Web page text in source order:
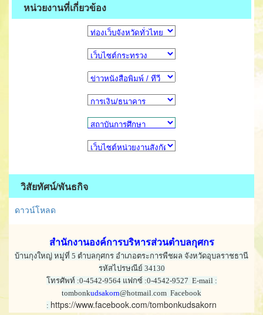
หน่วยงานที่เกี่ยวข้อง
วิสัยทัศน์/พันธกิจ
ดาวน์โหลด
สำนักงานองค์การบริหารส่วนตำบลกุศกร
บ้านกุงใหญ่ หมู่ที่ 5 ตำบลกุศกร อำเภอตระการพืชผล จังหวัดอุบลราชธานี
รหัสไปรษณีย์ 34130
โทรศัพท์ :0-4542-9564 แฟกซ์ :0-4542-9527 E-mail :
tombonkudsakorn@hotmail.com Facebook
: https://www.facebook.com/tombonkudsakorn